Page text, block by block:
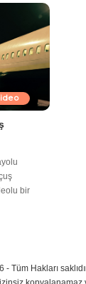
bir
Tüm Hakları